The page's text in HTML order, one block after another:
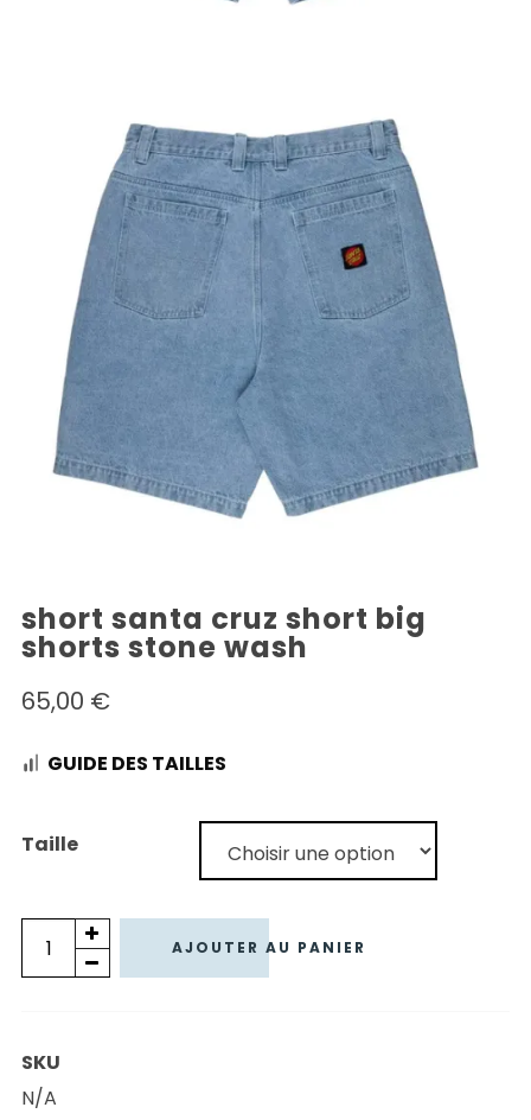
short santa cruz short big
shorts stone wash
65,00 €
GUIDE DES TAILLES
Taille
quantité
de
CRUZ
SHORT
AJOUTER AU PANIER
SKU
N/A